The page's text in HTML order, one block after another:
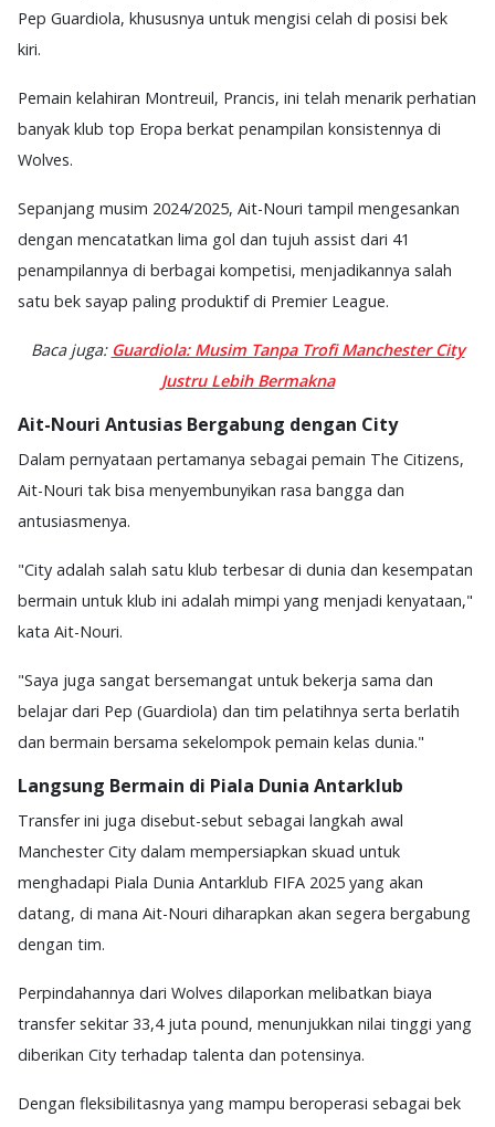
Pep Guardiola, khususnya untuk mengisi celah di posisi bek
kiri.
Pemain kelahiran Montreuil, Prancis, ini telah menarik perhatian
banyak klub top Eropa berkat penampilan konsistennya di
Wolves.
Sepanjang musim 2024/2025, Ait-Nouri tampil mengesankan
dengan mencatatkan lima gol dan tujuh assist dari 41
penampilannya di berbagai kompetisi, menjadikannya salah
satu bek sayap paling produktif di Premier League.
Baca juga: Guardiola: Musim Tanpa Trofi Manchester City
Justru Lebih Bermakna
Ait-Nouri Antusias Bergabung dengan City
Dalam pernyataan pertamanya sebagai pemain The Citizens,
Ait-Nouri tak bisa menyembunyikan rasa bangga dan
antusiasmenya.
"City adalah salah satu klub terbesar di dunia dan kesempatan
bermain untuk klub ini adalah mimpi yang menjadi kenyataan,"
kata Ait-Nouri.
"Saya juga sangat bersemangat untuk bekerja sama dan
belajar dari Pep (Guardiola) dan tim pelatihnya serta berlatih
dan bermain bersama sekelompok pemain kelas dunia."
Langsung Bermain di Piala Dunia Antarklub
Transfer ini juga disebut-sebut sebagai langkah awal
Manchester City dalam mempersiapkan skuad untuk
menghadapi Piala Dunia Antarklub FIFA 2025 yang akan
datang, di mana Ait-Nouri diharapkan akan segera bergabung
dengan tim.
Perpindahannya dari Wolves dilaporkan melibatkan biaya
transfer sekitar 33,4 juta pound, menunjukkan nilai tinggi yang
diberikan City terhadap talenta dan potensinya.
Dengan fleksibilitasnya yang mampu beroperasi sebagai bek